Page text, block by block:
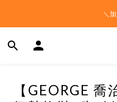
＼
【GEORGE